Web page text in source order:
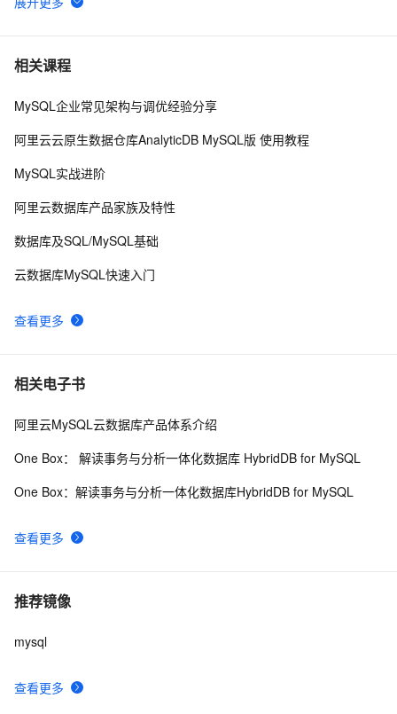
6 MySQL插入时间戳字段的值
7 MySQL怎么卸载干净
8 MySQL调优
10mysql 主从复制实现原理
相关课程
查看更多
MySQL企业常见架构与调优经验分享
阿里云云原生数据仓库AnalyticDB MySQL版 使用教程
MySQL实战进阶
阿里云数据库产品家族及特性
数据库及SQL/MySQL基础
云数据库MySQL快速入门
相关电子书
查看更多
阿里云MySQL云数据库产品体系介绍
One Box： 解读事务与分析一体化数据库 HybridDB for MySQL
One Box：解读事务与分析一体化数据库HybridDB for MySQL
推荐镜像
查看更多
mysql